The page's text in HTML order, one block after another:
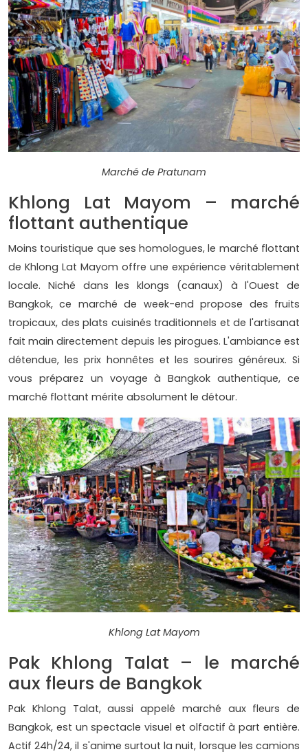
Marché de Pratunam
Khlong Lat Mayom – marché
flottant authentique
Moins touristique que ses homologues, le marché flottant
de Khlong Lat Mayom offre une expérience véritablement
locale. Niché dans les klongs (canaux) à l'Ouest de
Bangkok, ce marché de week-end propose des fruits
tropicaux, des plats cuisinés traditionnels et de l'artisanat
fait main directement depuis les pirogues. L'ambiance est
détendue, les prix honnêtes et les sourires généreux. Si
vous préparez un voyage à Bangkok authentique, ce
marché flottant mérite absolument le détour.
Khlong Lat Mayom
Pak Khlong Talat – le marché
aux fleurs de Bangkok
Pak Khlong Talat, aussi appelé marché aux fleurs de
Bangkok, est un spectacle visuel et olfactif à part entière.
Actif 24h/24, il s'anime surtout la nuit, lorsque les camions